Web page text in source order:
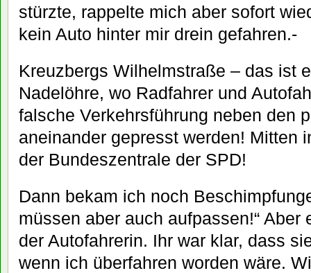
stürzte, rappelte mich aber sofort
kein Auto hinter mir drein gefahren.-
Kreuzbergs Wilhelmstraße – das ist
Nadelöhre, wo Radfahrer und
falsche Verkehrsführung neben den
aneinander gepresst werden! Mitten
der Bundeszentrale der SPD!
Dann bekam ich noch
müssen aber auch aufpassen!“ Aber
der Autofahrerin. Ihr war klar, dass
wenn ich überfahren worden wäre.